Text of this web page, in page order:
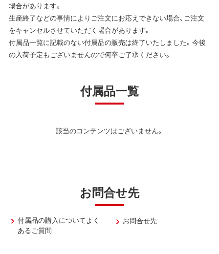
場合があります。
生産終了などの事情によりご注文にお応えできない場合、ご注文
をキャンセルさせていただく場合があります。
付属品一覧に記載のない付属品の販売は終了いたしました。今後
の入荷予定もございませんので何卒ご了承ください。
付属品一覧
該当のコンテンツはございません。
お問合せ先
付属品の購入についてよく
あるご質問
お問合せ先